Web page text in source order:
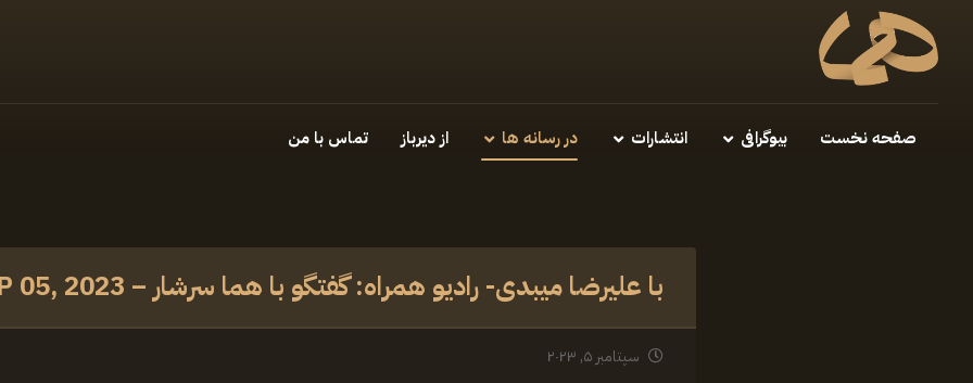
صفحه نخست بیوگرافی انتشارات در رسانه ها از دیرباز تماس با من
سپتامبر ۵, ۲۰۲۳